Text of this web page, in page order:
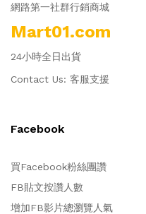
網路第一社群行銷商城
Mart01.com
24小時全日出貨
Contact Us: 客服支援
Facebook
買Facebook粉絲團讚
FB貼文按讚人數
增加FB影片總瀏覽人氣